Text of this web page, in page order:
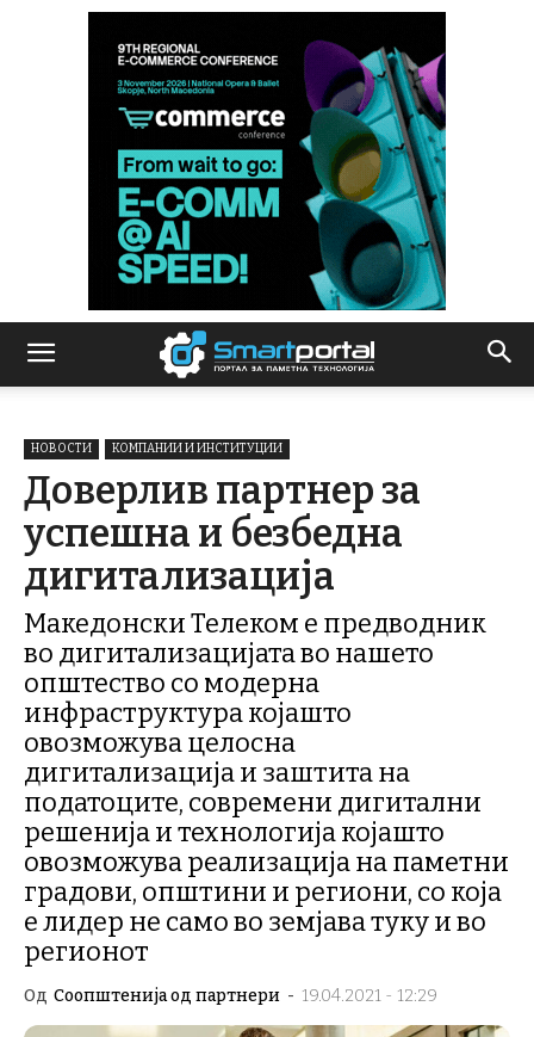
НОВОСТИ КОМПАНИИ И ИНСТИТУЦИИ
Доверлив партнер за
успешна и безбедна
дигитализација
Македонски Телеком е предводник
во дигитализацијата во нашето
општество со модерна
инфраструктура којашто
овозможува целосна
дигитализација и заштита на
податоците, современи дигитални
решенија и технологија којашто
овозможува реализација на паметни
градови, општини и региони, со која
е лидер не само во земјава туку и во
регионот
Од Соопштенија од партнери - 19.04.2021 - 12:29